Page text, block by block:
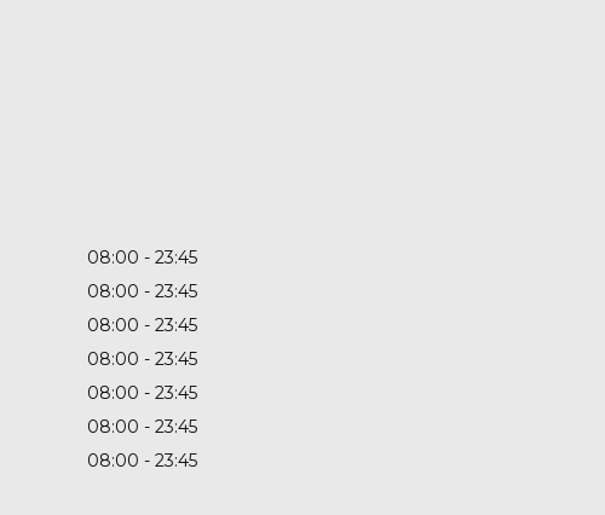
08:00
23:45
08:00
23:45
08:00
23:45
08:00
23:45
08:00
23:45
08:00
23:45
08:00 23:45